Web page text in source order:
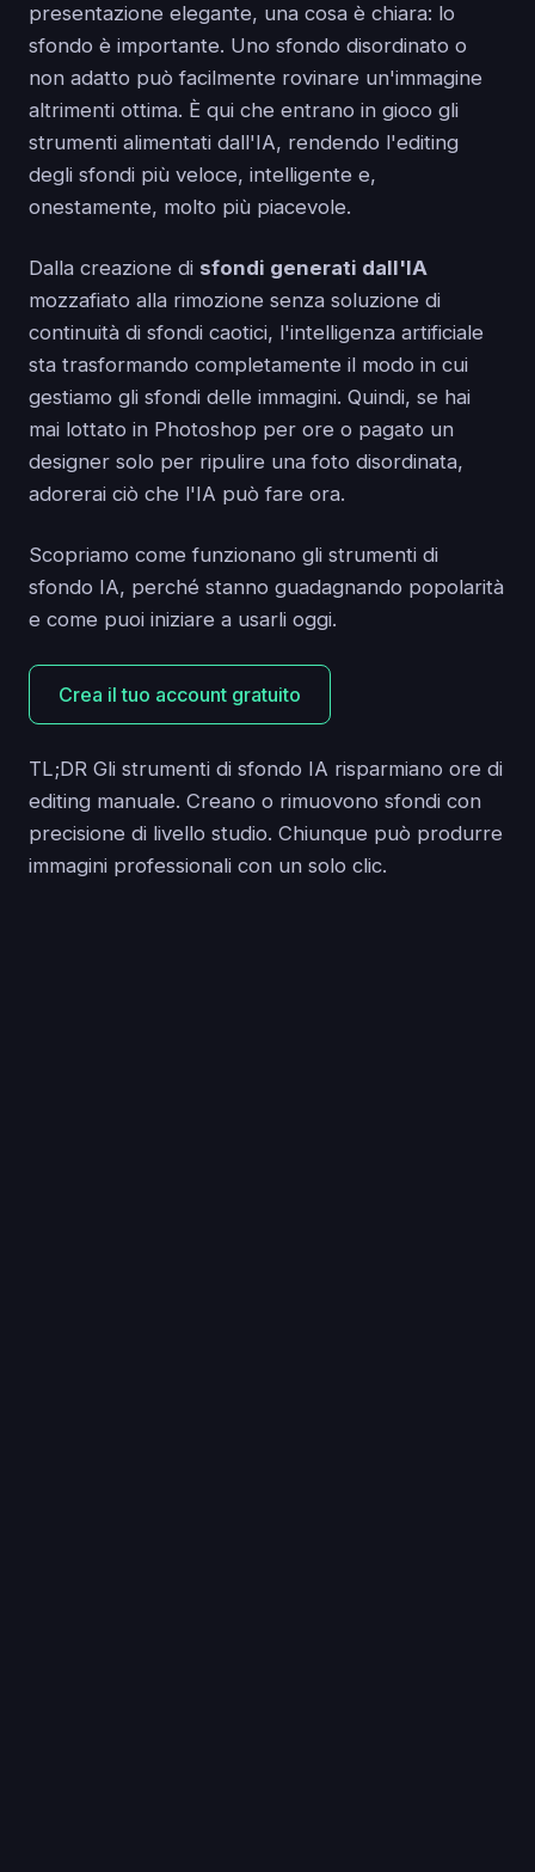
presentazione elegante, una cosa è chiara: lo
sfondo è importante. Uno sfondo disordinato o
non adatto può facilmente rovinare un'immagine
altrimenti ottima. È qui che entrano in gioco gli
strumenti alimentati dall'IA, rendendo l'editing
degli sfondi più veloce, intelligente e,
onestamente, molto più piacevole.
Dalla creazione di sfondi generati dall'IA
mozzafiato alla rimozione senza soluzione di
continuità di sfondi caotici, l'intelligenza artificiale
sta trasformando completamente il modo in cui
gestiamo gli sfondi delle immagini. Quindi, se hai
mai lottato in Photoshop per ore o pagato un
designer solo per ripulire una foto disordinata,
adorerai ciò che l'IA può fare ora.
Scopriamo come funzionano gli strumenti di
sfondo IA, perché stanno guadagnando popolarità
e come puoi iniziare a usarli oggi.
Crea il tuo account gratuito
TL;DR Gli strumenti di sfondo IA risparmiano ore di
editing manuale. Creano o rimuovono sfondi con
precisione di livello studio. Chiunque può produrre
immagini professionali con un solo clic.